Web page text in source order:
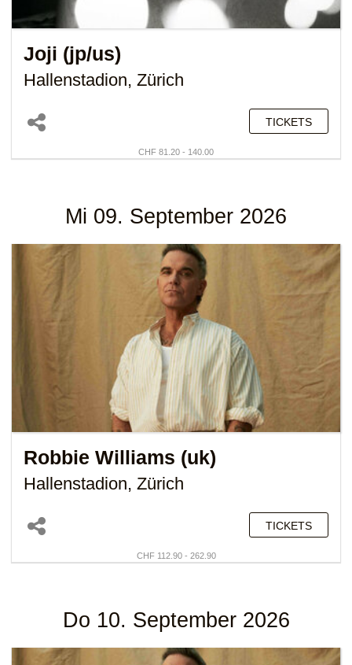
Joji (jp/us)
Hallenstadion, Zürich
TICKETS
CHF 81.20 - 140.00
Mi 09. September 2026
Robbie Williams (uk)
Hallenstadion, Zürich
TICKETS
CHF 112.90 - 262.90
Do 10. September 2026